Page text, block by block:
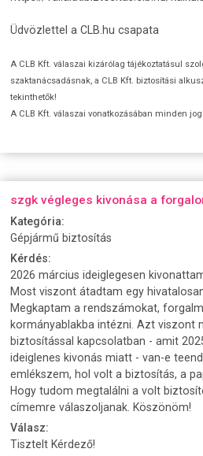
Üdvözlettel a CLB.hu csapata
A CLB Kft. válaszai kizárólag tájékoztatásul
szaktanácsadásnak, a CLB Kft. biztosítási
tekinthetők!
A CLB Kft. válaszai vonatkozásában minden
szgk végleges kivonása a
Kategória:
Gépjármű biztosítás
Kérdés:
2026 március ideiglegesen
Most viszont átadtam egy
Megkaptam a rendszámokat,
kormányablakba intézni. Azt viszont
biztosítással kapcsolatban - amit
ideiglenes kivonás miatt - van-e
emlékszem, hol volt a biztosítás, a
Hogy tudom megtalálni a volt
címemre válaszoljanak. Köszönöm!
Válasz:
Tisztelt Kérdező!